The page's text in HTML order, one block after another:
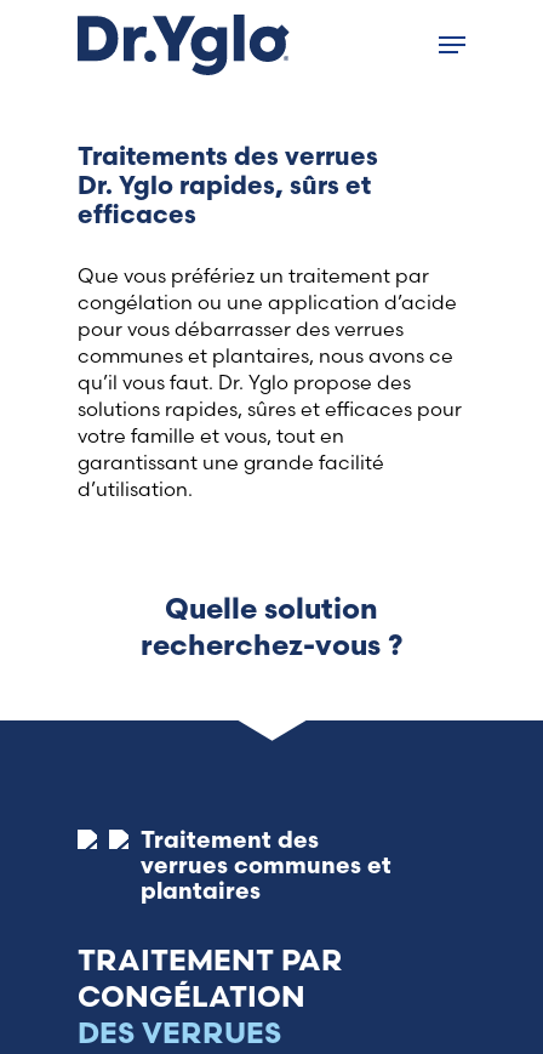
Menu
Traitements des verrues
Dr. Yglo rapides, sûrs et
efficaces
Que vous préfériez un traitement par
congélation ou une application d’acide
pour vous débarrasser des verrues
communes et plantaires, nous avons ce
qu’il vous faut. Dr. Yglo propose des
solutions rapides, sûres et efficaces pour
votre famille et vous, tout en
garantissant une grande facilité
d’utilisation.
Quelle solution
recherchez-vous ?
Traitement des
verrues communes et
plantaires
TRAITEMENT PAR
CONGÉLATION
DES VERRUES
menu
countries
Choose your language
Accueil
Bosnia (Bosnian)
Croatia (Croatian)
Estonia (Estonian)
Finland (Finnish)
Italy (Italian)
Latvia (Latvian)